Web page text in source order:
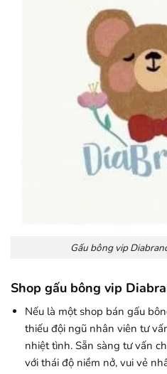
Gấu bông vip
Shop gấu bông vip
Nếu là một shop bán gấu
thiếu đội ngũ nhân viên tư
nhiệt tình. Sẵn sàng tư vấn
với thái độ niềm nở, vui vẻ